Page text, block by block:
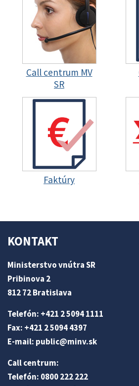
Call centrum MV
SR
Faktúry
KONTAKT
Ministerstvo vnútra SR
Pribinova 2
812 72 Bratislava
Telefón: +421 2 5094 1111
Fax: +421 2 5094 4397
E-mail: public@minv.sk
Call centrum:
Telefón: 0800 222 222